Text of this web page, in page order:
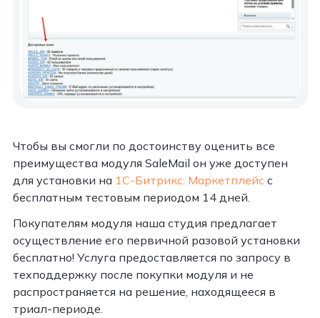
Чтобы вы смогли по достоинству оценить все
преимущества модуля SaleMail он уже доступен
для установки на 1С-Битрикс: Маркетплейс с
бесплатным тестовым периодом 14 дней.
Покупателям модуля наша студия предлагает
осуществление его первичной разовой установки
бесплатно! Услуга предоставляется по запросу в
техподдержку после покупки модуля и не
распространяется на решение, находящееся в
триал-периоде.